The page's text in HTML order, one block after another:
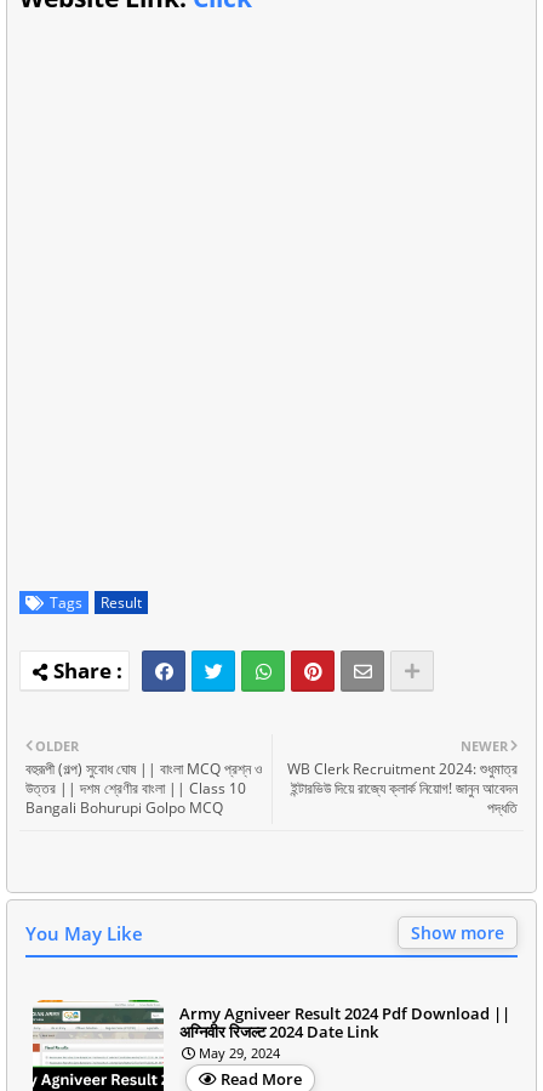
Tags Result
NEWER
WB Clerk Recruitment 2024: শুধুমাত্র
ইন্টারভিউ দিয়ে রাজ্যে ক্লার্ক নিয়োগ! জানুন আবেদন
পদ্ধতি
OLDER
বহুরূপী (গল্প) সুবোধ ঘোষ || বাংলা MCQ প্রশ্ন ও
উত্তর || দশম শ্রেণীর বাংলা || Class 10
Bangali Bohurupi Golpo MCQ
You May Like Show more
Army Agniveer Result 2024 Pdf Download ||
अग्निवीर रिजल्ट 2024 Date Link
May 29, 2024
Read More